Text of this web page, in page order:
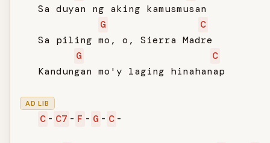
   Sa duyan ng aking kamusmusan
G
C
   Sa piling mo, o, Sierra Madre
G
C
   Kandungan mo'y laging hinahanap
AD LIB
C - C7 - F - G - C -